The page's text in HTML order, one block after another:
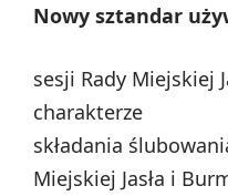
Nowy sztandar
sesji Rady Miejskiej
charakterze
składania
Miejskiej Jasła i